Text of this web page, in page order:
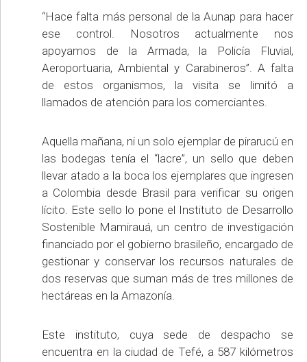
“Hace falta más personal de la Aunap para hacer
ese control. Nosotros actualmente nos
apoyamos de la Armada, la Policía Fluvial,
Aeroportuaria, Ambiental y Carabineros”. A falta
de estos organismos, la visita se limitó a
llamados de atención para los comerciantes.
Aquella mañana, ni un solo ejemplar de pirarucú en
las bodegas tenía el “lacre”, un sello que deben
llevar atado a la boca los ejemplares que ingresen
a Colombia desde Brasil para verificar su origen
lícito. Este sello lo pone el Instituto de Desarrollo
Sostenible Mamirauá, un centro de investigación
financiado por el gobierno brasileño, encargado de
gestionar y conservar los recursos naturales de
dos reservas que suman más de tres millones de
hectáreas en la Amazonía.
Este instituto, cuya sede de despacho se
encuentra en la ciudad de Tefé, a 587 kilómetros